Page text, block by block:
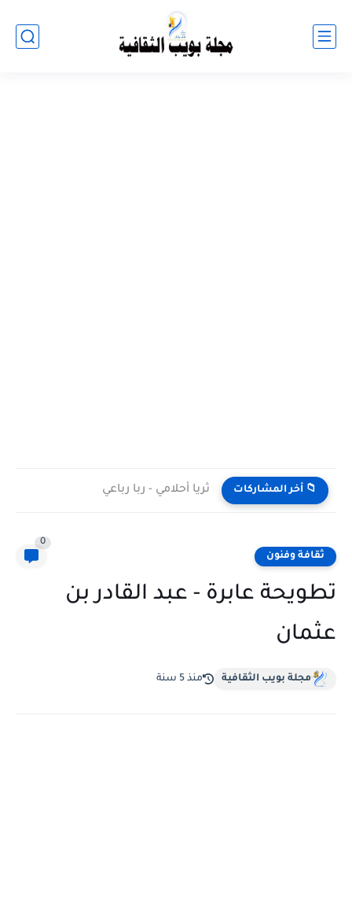
📁 أخر المشاركات ثريا أحلامي - ربا رباعي
ثقافة وفنون
0
تطويحة عابرة - عبد القادر بن
عثمان
مجلة بويب الثقافية منذ 5 سنة